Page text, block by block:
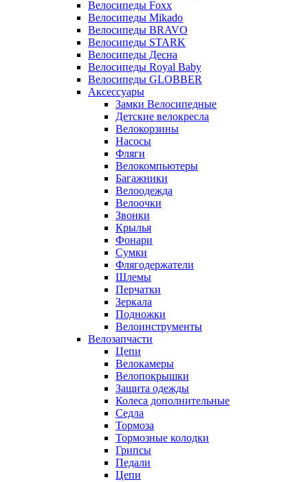
Велосипеды Foxx
Велосипеды Mikado
Велосипеды BRAVO
Велосипеды STARK
Велосипеды Десна
Велосипеды Royal Baby
Велосипеды GLOBBER
Аксессуары
Замки Велосипедные
Детские велокресла
Велокорзины
Насосы
Фляги
Велокомпьютеры
Багажники
Велоодежда
Велоочки
Звонки
Крылья
Фонари
Сумки
Флягодержатели
Шлемы
Перчатки
Зеркала
Подножки
Велоинструменты
Велозапчасти
Цепи
Велокамеры
Велопокрышки
Защита одежды
Колеса дополнительные
Седла
Тормоза
Тормозные колодки
Грипсы
Педали
Цепи